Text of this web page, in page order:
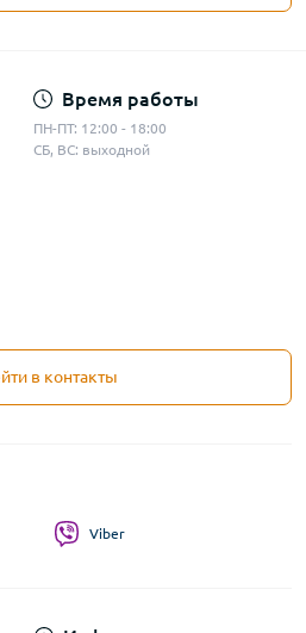
Время работы
ПН-ПТ: 12:00 - 18:00
СБ, ВС: выходной
в контакты
Viber